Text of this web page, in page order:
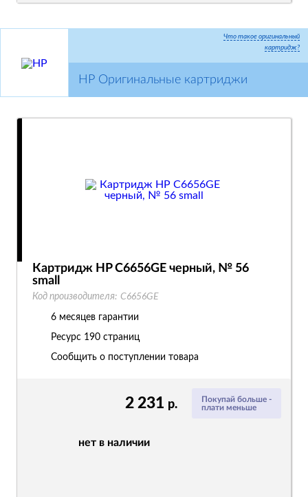
Что такое оригинальный
картридж?
HP Оригинальные картриджи
Покупай больше -
плати меньше
2 231 р.
нет в наличии
Картридж HP C6656GE черный, № 56
small
Код производителя: C6656GE
6 месяцев гарантии
Ресурс 190 страниц
Сообщить о поступлении товара